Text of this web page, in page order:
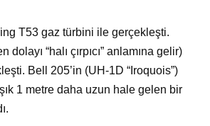
T53 gaz türbini ile gerçekleşti.
“halı çırpıcı” anlamına gelir)
Bell 205’in (UH-1D “Iroquois”)
1 metre daha uzun hale gelen bir